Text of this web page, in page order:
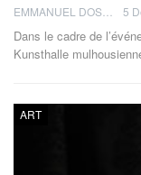
5
Dans le cadre de
Kunsthalle
ART